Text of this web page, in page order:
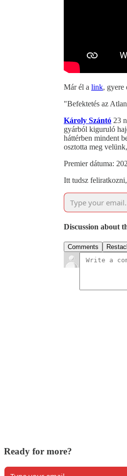
Már él a link, gyere
"Befektetés az
Károly Szántó 23
gyárból kiguruló
háttérben mindent
osztotta meg
Premier dátuma:
Itt tudsz
Discussion about
Comments
Ready for more?